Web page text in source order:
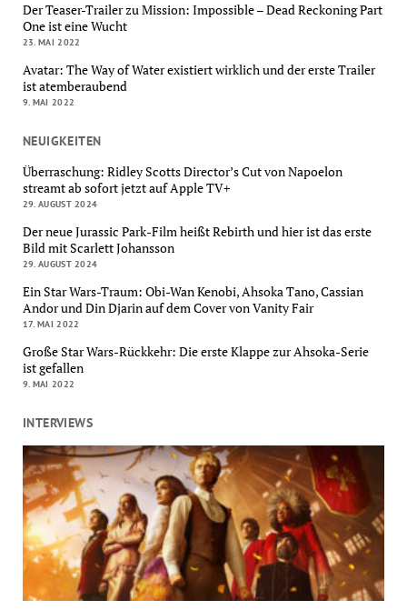
Der Teaser-Trailer zu Mission: Impossible – Dead Reckoning Part
One ist eine Wucht
23. MAI 2022
Avatar: The Way of Water existiert wirklich und der erste Trailer
ist atemberaubend
9. MAI 2022
NEUIGKEITEN
Überraschung: Ridley Scotts Director’s Cut von Napoelon
streamt ab sofort jetzt auf Apple TV+
29. AUGUST 2024
Der neue Jurassic Park-Film heißt Rebirth und hier ist das erste
Bild mit Scarlett Johansson
29. AUGUST 2024
Ein Star Wars-Traum: Obi-Wan Kenobi, Ahsoka Tano, Cassian
Andor und Din Djarin auf dem Cover von Vanity Fair
17. MAI 2022
Große Star Wars-Rückkehr: Die erste Klappe zur Ahsoka-Serie
ist gefallen
9. MAI 2022
INTERVIEWS